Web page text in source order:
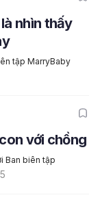
nhìn thấy
tập MarryBaby
với chồng
Ban biên tập